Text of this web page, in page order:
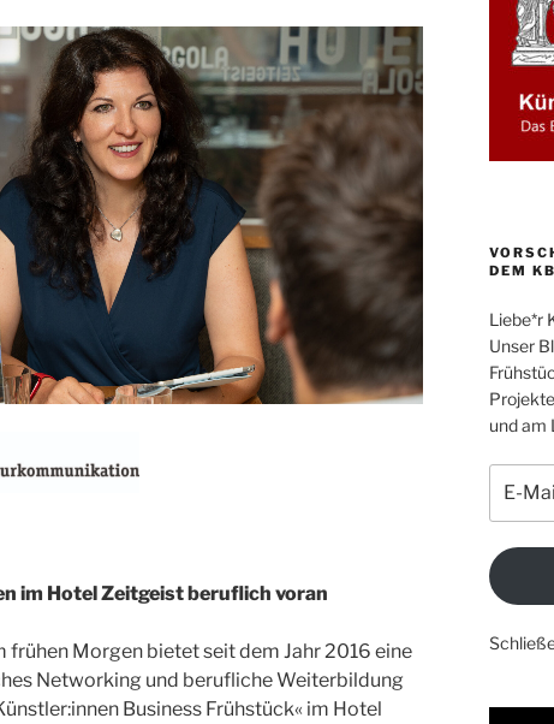
im Hotel Zeitgeist beruflich voran
frühen Morgen bietet seit dem Jahr 2016 eine
Networking und berufliche Weiterbildung
Business Frühstück« im Hotel
DEM
Liebe*r
Unser
und am
Mail-
Adresse